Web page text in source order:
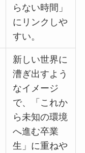
らない時間」
にリンクしや
すい。 ​
新しい世界に
漕ぎ出すよう
なイメージ
で、「これか
ら未知の環境
へ進む卒業
生」に重ねや